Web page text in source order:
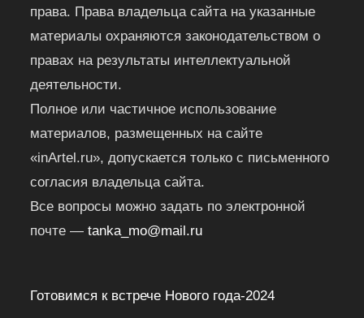
права. Права владельца сайта на указанные
материалы охраняются законодательством о
правах на результаты интеллектуальной
деятельности.
Полное или частичное использование
материалов, размещенных на сайте
«inArtel.ru», допускается только с письменного
согласия владельца сайта.
Все вопросы можно задать по электронной
почте —tanka_mo@mail.ru
Готовимся к встрече Нового года-2024